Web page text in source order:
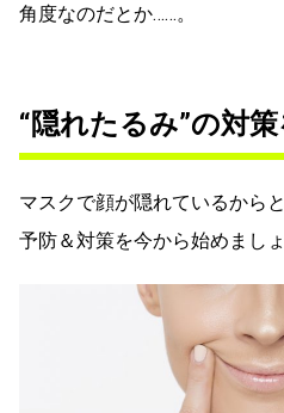
角度なのだとか……。
“隠れたるみ”の対
マスクで顔が隠れているから
予防＆対策を今から始めましょ